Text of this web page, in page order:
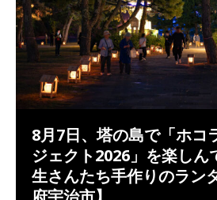
8月7日、塔の島で「ホコ
ジェクト2026」を楽しん
生さんたち手作りのラン